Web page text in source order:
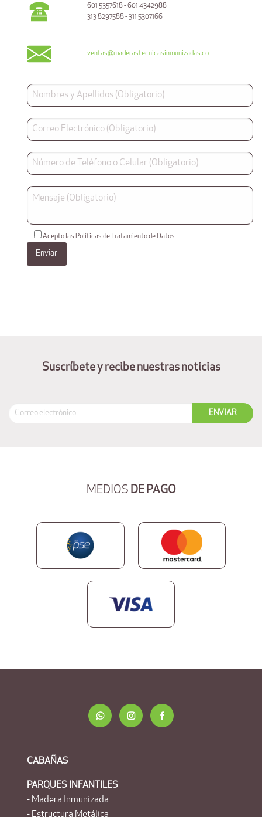
601 5357618 - 601 4342988
313 8297588 - 311 5307166
ventas@maderastecnicasinmunizadas.co
Acepto las Políticas de Tratamiento de Datos
Suscríbete y recibe nuestras noticias
MEDIOS DE PAGO
CABAÑAS
PARQUES INFANTILES
- Madera Inmunizada
- Estructura Metálica